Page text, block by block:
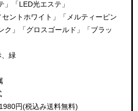
」「LED光エステ」
ントホワイト」「メルティーピン
ク」「グロスゴールド」「ブラッ
、緑
円(税込み送料無料)